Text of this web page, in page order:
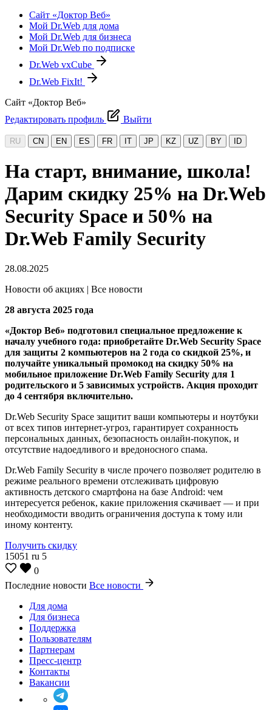
Сайт «Доктор Веб»
Мой Dr.Web для дома
Мой Dr.Web для бизнеса
Мой Dr.Web по подписке
Dr.Web vxCube
Dr.Web FixIt!
Сайт «Доктор Веб»
Редактировать профиль
Выйти
RU CN EN ES FR IT JP KZ UZ BY ID
На старт, внимание, школа!
Дарим скидку 25% на Dr.Web
Security Space и 50% на
Dr.Web Family Security
28.08.2025
Новости об акциях | Все новости
28 августа 2025 года
«Доктор Веб» подготовил специальное предложение к
началу учебного года: приобретайте Dr.Web Security Space
для защиты 2 компьютеров на 2 года со скидкой 25%, и
получайте уникальный промокод на скидку 50% на
мобильное приложение Dr.Web Family Security для 1
родительского и 5 зависимых устройств. Акция проходит
до 4 сентября включительно.
Dr.Web Security Space защитит ваши компьютеры и ноутбуки
от всех типов интернет-угроз, гарантирует сохранность
персональных данных, безопасность онлайн-покупок, и
отсутствие надоедливого и вредоносного спама.
Dr.Web Family Security в числе прочего позволяет родителю в
режиме реального времени отслеживать цифровую
активность детского смартфона на базе Android: чем
интересуется ребенок, какие приложения скачивает — и при
необходимости вводить ограничения доступа к тому или
иному контенту.
Получить скидку
15051 ru 5
0
Последние новости Все новости
Для дома
Для бизнеса
Поддержка
Пользователям
Партнерам
Пресс-центр
Контакты
Вакансии